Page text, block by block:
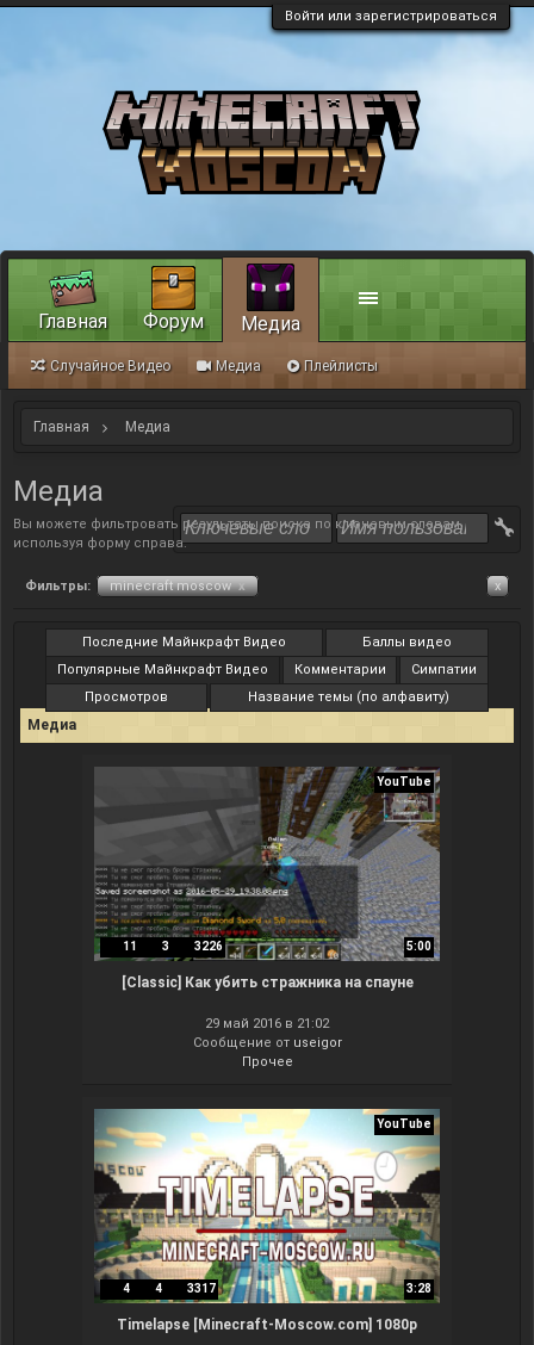
Войти или зарегистрироваться
Главная Медиа
Медиа
Вы можете фильтровать результаты поиска по ключевым словам,
используя форму справа.
Фильтры: minecraft moscow x x
Последние Майнкрафт Видео
Баллы видео
Популярные Майнкрафт Видео
Комментарии
Симпатии
Просмотров
Название темы (по алфавиту)
Медиа
YouTube
11 3 3226 5:00
[Classic] Как убить стражника на спауне
29 май 2016 в 21:02
Сообщение от useigor
Прочее
YouTube
4 4 3317 3:28
Timelapse [Minecraft-Moscow.com] 1080p
Главная Форум Медиа
Случайное Видео Медиа Плейлисты